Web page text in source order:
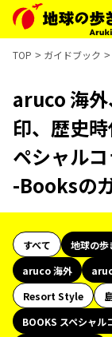
TOP ガイドブック
aruco 海
印、歴史
ペシャル
-Booksの
すべて 地球の歩
aruco 海外
Resort Style
BOOKS スペシャル